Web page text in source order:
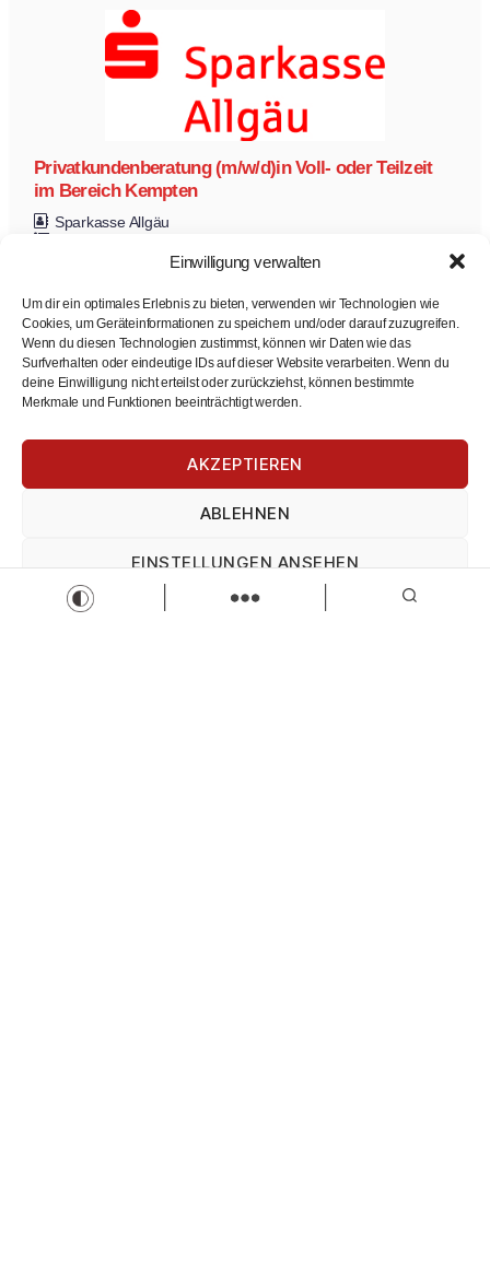
Einwilligung verwalten
Um dir ein optimales Erlebnis zu bieten, verwenden wir Technologien wie
Cookies, um Geräteinformationen zu speichern und/oder darauf zuzugreifen.
Wenn du diesen Technologien zustimmst, können wir Daten wie das
Surfverhalten oder eindeutige IDs auf dieser Website verarbeiten. Wenn du
deine Einwilligung nicht erteilst oder zurückziehst, können bestimmte
Merkmale und Funktionen beeinträchtigt werden.
AKZEPTIEREN
ABLEHNEN
EINSTELLUNGEN ANSEHEN
Impressum Impressum
Privatkundenberatung (m/w/d)in Voll- oder Teilzeit
im Bereich Kempten
Sparkasse Allgäu
2027 – Ausbildung zum Industriemechaniker (m/w/d)
HAWE Hydraulik
Industriemechaniker
Ausbildung
Zur Stelle